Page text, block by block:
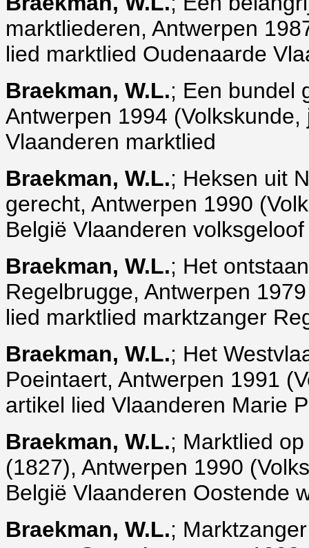
marktliederen, Antwerpen
lied marktlied Oudenaarde
Braekman, W.L.; Een bundel
Antwerpen 1994
Vlaanderen marktlied
Braekman, W.L.; Heksen uit
gerecht, Antwerpen 1990
België Vlaanderen
Braekman, W.L.; Het
Regelbrugge, Antwerpen
lied marktlied marktzanger
Braekman, W.L.; Het
Poeintaert, Antwerpen 1991
artikel lied Vlaanderen Marie
Braekman, W.L.; Marktlied
(1827), Antwerpen 1990
België Vlaanderen Oostende
Braekman, W.L.;